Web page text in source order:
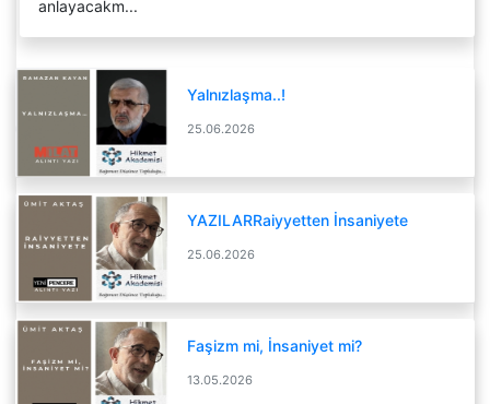
anlayacakm...
Yalnızlaşma..!
25.06.2026
YAZILARRaiyyetten İnsaniyete
25.06.2026
Faşizm mi, İnsaniyet mi?
13.05.2026